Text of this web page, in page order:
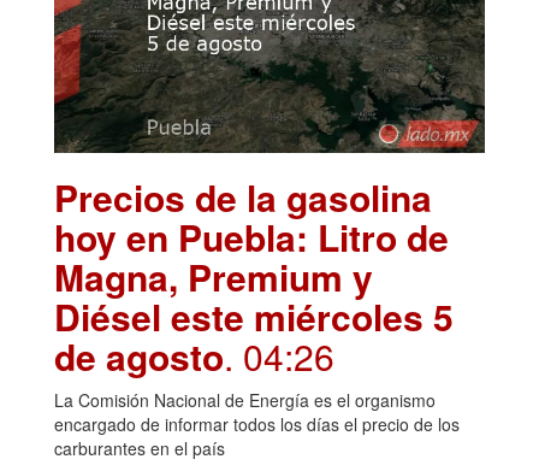
Precios de la gasolina
hoy en Puebla: Litro de
Magna, Premium y
Diésel este miércoles 5
de agosto. 04:26
La Comisión Nacional de Energía es el organismo
encargado de informar todos los días el precio de los
carburantes en el país